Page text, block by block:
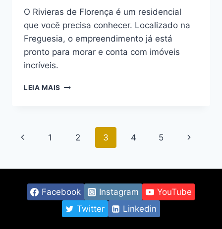
O Rivieras de Florença é um residencial
que você precisa conhecer. Localizado na
Freguesia, o empreendimento já está
pronto para morar e conta com imóveis
incríveis.
LEIA MAIS DESCUBRA
FLORENÇA
Navegação
Página
1 2 3 4 5
Página
Facebook Instagram
YouTube
Twitter
Linkedin